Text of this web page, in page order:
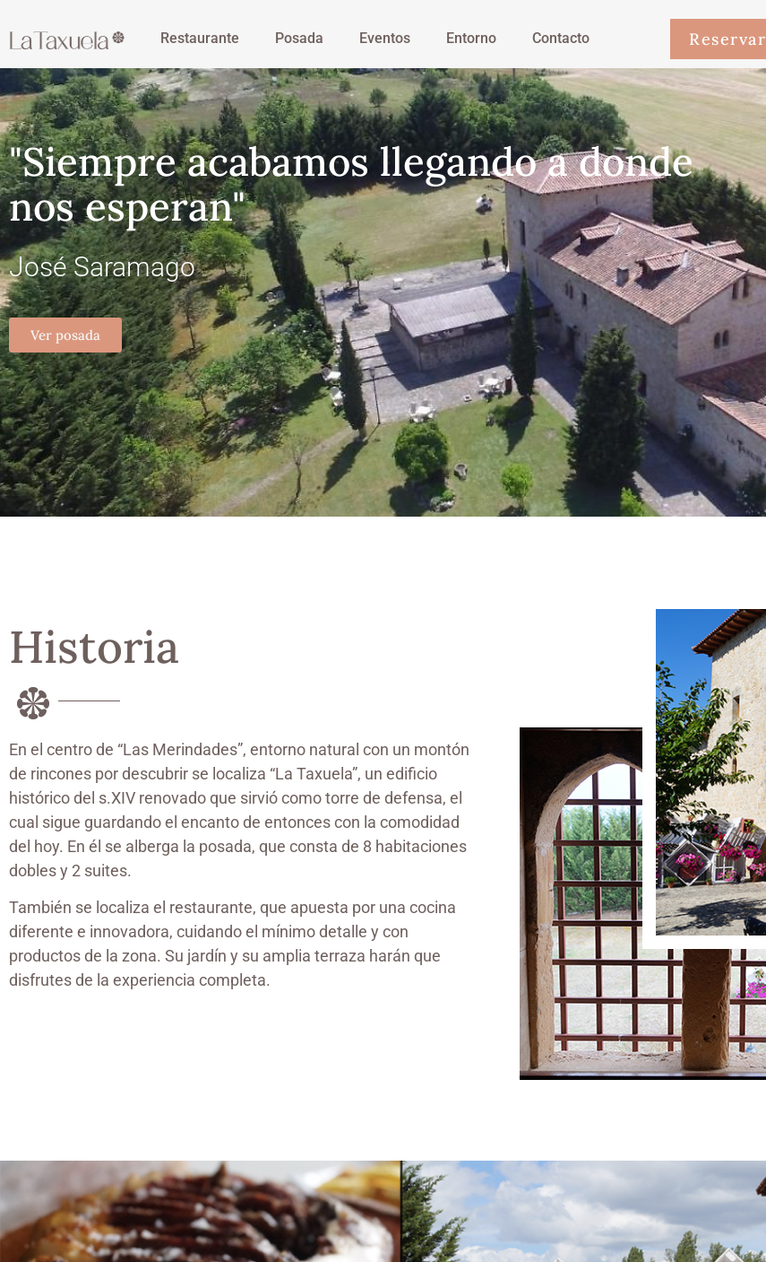
Restaurante Posada Eventos Entorno Contacto Reservar
"Siempre acabamos llegando a donde
nos esperan"
José Saramago
Ver posada
Historia
En el centro de “Las Merindades”, entorno natural con un montón
de rincones por descubrir se localiza “La Taxuela”, un edificio
histórico del s.XIV renovado que sirvió como torre de defensa, el
cual sigue guardando el encanto de entonces con la comodidad
del hoy. En él se alberga la posada, que consta de 8 habitaciones
dobles y 2 suites.
También se localiza el restaurante, que apuesta por una cocina
diferente e innovadora, cuidando el mínimo detalle y con
productos de la zona. Su jardín y su amplia terraza harán que
disfrutes de la experiencia completa.